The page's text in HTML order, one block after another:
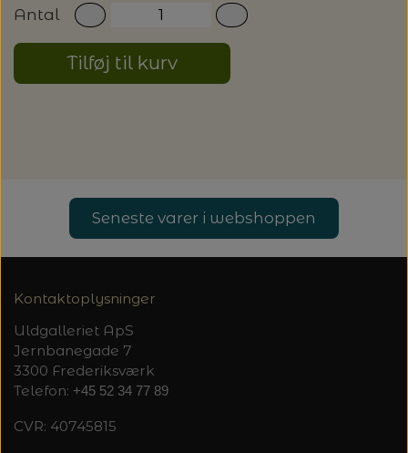
Antal
Tilføj til kurv
Seneste varer i webshoppen
Kontaktoplysninger
Uldgalleriet ApS
Jernbanegade 7
3300 Frederiksværk
Telefon: +45 52 34 77 89
CVR: 40745815